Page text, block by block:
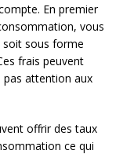
En premier
vous
soit sous forme
frais peuvent
attention aux
offrir des taux
ce qui